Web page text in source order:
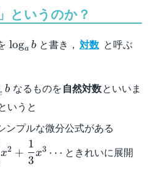
というのか？
\log_a
loga b と書き， 対数 と呼ぶ
bなるものを自然対数といいま
いうと
ンプルな微分公式がある
x2 +
3
1
x3 ⋯ ときれいに展開